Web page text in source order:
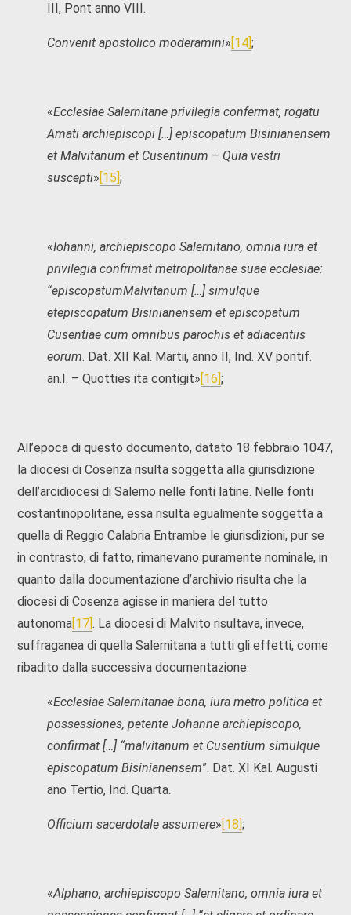
III, Pont anno VIII.
Convenit apostolico moderamini»[14];
«Ecclesiae Salernitane privilegia confermat, rogatu
Amati archiepiscopi […] episcopatum Bisinianensem
et Malvitanum et Cusentinum – Quia vestri
suscepti»[15];
«Iohanni, archiepiscopo Salernitano, omnia iura et
privilegia confrimat metropolitanae suae ecclesiae:
“episcopatumMalvitanum […] simulque
etepiscopatum Bisinianensem et episcopatum
Cusentiae cum omnibus parochis et adiacentiis
eorum. Dat. XII Kal. Martii, anno II, Ind. XV pontif.
an.I. – Quotties ita contigit»[16];
All’epoca di questo documento, datato 18 febbraio 1047,
la diocesi di Cosenza risulta soggetta alla giurisdizione
dell’arcidiocesi di Salerno nelle fonti latine. Nelle fonti
costantinopolitane, essa risulta egualmente soggetta a
quella di Reggio Calabria Entrambe le giurisdizioni, pur se
in contrasto, di fatto, rimanevano puramente nominale, in
quanto dalla documentazione d’archivio risulta che la
diocesi di Cosenza agisse in maniera del tutto
autonoma[17]. La diocesi di Malvito risultava, invece,
suffraganea di quella Salernitana a tutti gli effetti, come
ribadito dalla successiva documentazione:
«Ecclesiae Salernitanae bona, iura metro politica et
possessiones, petente Johanne archiepiscopo,
confirmat […] “malvitanum et Cusentium simulque
episcopatum Bisinianensem”. Dat. XI Kal. Augusti
ano Tertio, Ind. Quarta.
Officium sacerdotale assumere»[18];
«Alphano, archiepiscopo Salernitano, omnia iura et